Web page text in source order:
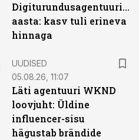
Digiturundusagentuuride
aasta: kasv tuli erineva
hinnaga
UUDISED
05.08.26, 11:07
Läti agentuuri WKND
loovjuht: Üldine
influencer-sisu
hägustab brändide